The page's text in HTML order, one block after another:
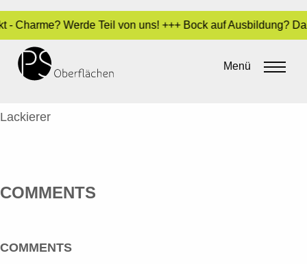
Werde Teil von uns! +++ Bock auf
Menü
SHAHABUDDIN SAQIB
Sara Dari•10. Januar 2022
Lackierer
COMMENTS
COMMENTS